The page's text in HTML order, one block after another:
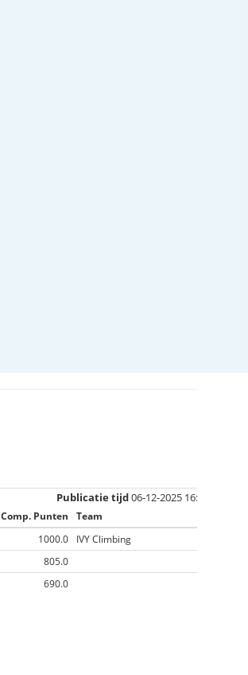
Publicatie tijd06-12-2025 16:51
Comp. Punten
Team
1000.0
IVY Climbing
805.0
690.0